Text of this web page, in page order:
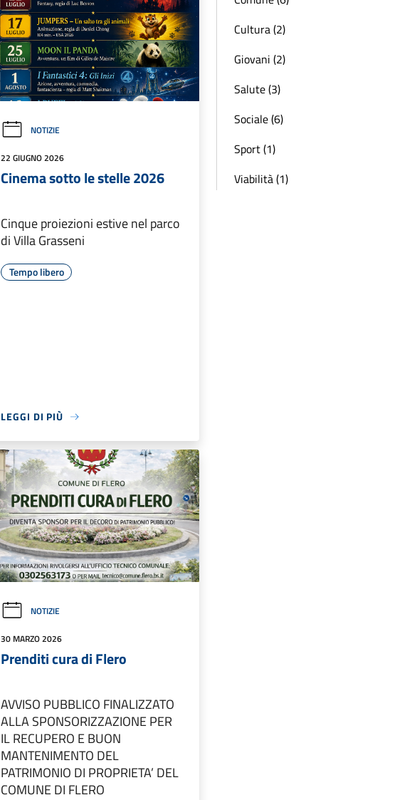
NOTIZIE
22 GIUGNO 2026
Cinema sotto le stelle 2026
Cinque proiezioni estive nel parco
di Villa Grasseni
Tempo libero
LEGGI DI PIÙ
NOTIZIE
30 MARZO 2026
Prenditi cura di Flero
AVVISO PUBBLICO FINALIZZATO
ALLA SPONSORIZZAZIONE PER
IL RECUPERO E BUON
MANTENIMENTO DEL
PATRIMONIO DI PROPRIETA’ DEL
COMUNE DI FLERO
Cultura (2)
Giovani (2)
Salute (3)
Sociale (6)
Sport (1)
Viabilità (1)